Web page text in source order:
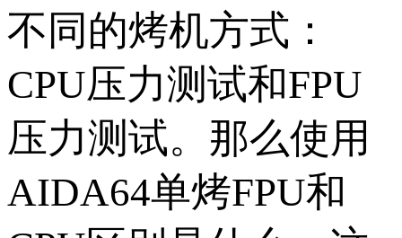
不同的烤机方式：
CPU压力测试和FPU
压力测试。那么使用
AIDA64单烤FPU和